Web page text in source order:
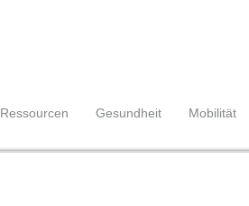
Mobilität
Gesundheit
Ressourcen